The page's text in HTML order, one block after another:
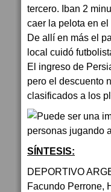
tercero. Iban 2
caer la pelota en
De allí en más el
local cuidó
El ingreso de
pero el descuento
clasificados a los
SÍNTESIS:
DEPORTIVO
Facundo Perrone,